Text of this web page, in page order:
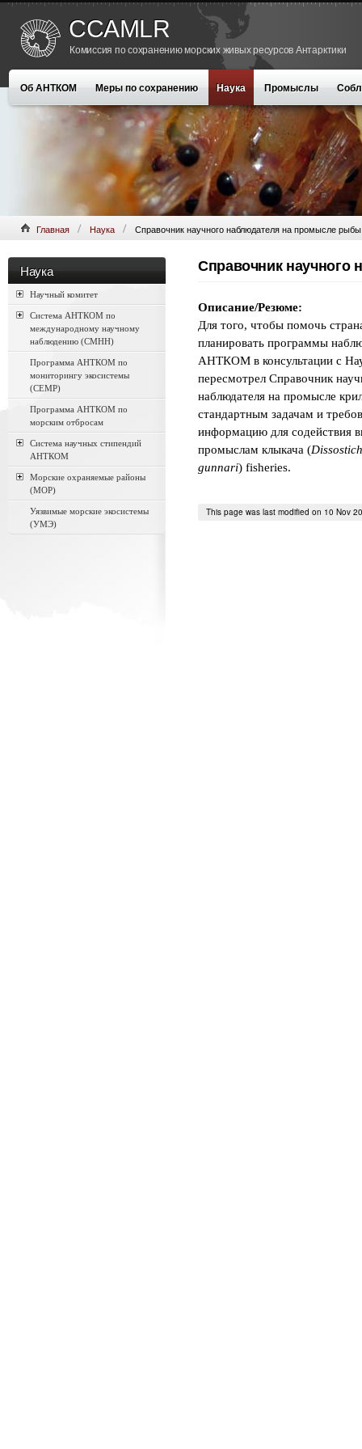
CCAMLR
Комиссия по сохранению морских живых ресурсов Антарктики
Об АНТКОМ Меры по сохранению Наука Промыслы
Главная Наука Справочник научного наблюдателя на промысле рыбы
Наука
Научный комитет
Система АНТКОМ по
международному научному
наблюдению (CMHH)
Программа АНТКОМ по
мониторингу экосистемы
(CEMP)
Программа АНТКОМ по
морским отбросам
Система научных стипендий
АНТКОМ
Морские охраняемые районы
(МОР)
Уязвимые морские экосистемы
(УМЭ)
Справочник
Описание/Резюме:
Для того, чтобы помочь
планировать программы
АНТКОМ в консультации с
пересмотрел Справочник
наблюдателя на промысле
стандартным задачам и
информацию для содействия
промыслам клыкача (
gunnari) fisheries.
This page was last modified on 10 Nov